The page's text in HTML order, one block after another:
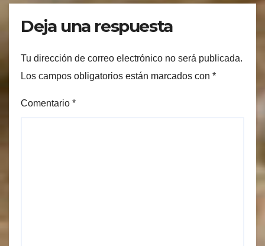
Deja una respuesta
Tu dirección de correo electrónico no será publicada.
Los campos obligatorios están marcados con *
Comentario *